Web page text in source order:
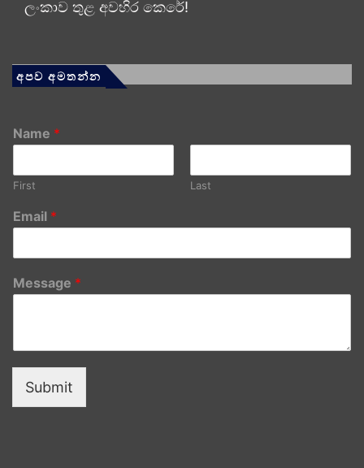
ලංකාව තුළ අවහිර කෙරේ!
අපව අමතන්න
Name *
First Last
Email *
Message *
Submit